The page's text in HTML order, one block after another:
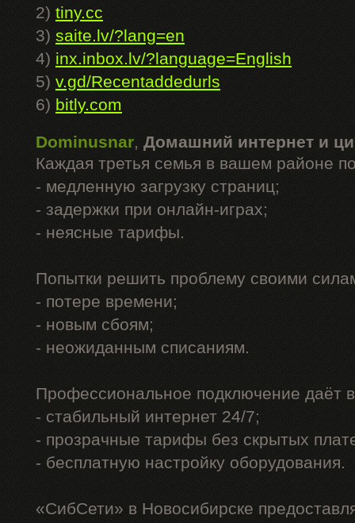
2) tiny.cc
3) saite.lv/?lang=en
4) inx.inbox.lv/?language=English
5) v.gd/Recentaddedurls
6) bitly.com
Dominusnar, Домашний интернет и ци
Каждая третья семья в вашем районе
- медленную загрузку страниц;
- задержки при онлайн-играх;
- неясные тарифы.
Попытки решить проблему своими
- потере времени;
- новым сбоям;
- неожиданным списаниям.
Профессиональное подключение даёт
- стабильный интернет 24/7;
- прозрачные тарифы без скрытых
- бесплатную настройку оборудования.
«СибСети» в Новосибирске